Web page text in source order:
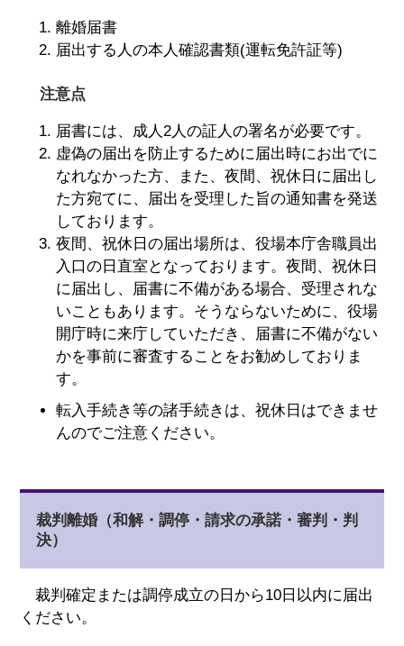
離婚届書
届出する人の本人確認書類(運転免許証等)
注意点
届書には、成人2人の証人の署名が必要です。
虚偽の届出を防止するために届出時にお出でに
なれなかった方、また、夜間、祝休日に届出し
た方宛てに、届出を受理した旨の通知書を発送
しております。
夜間、祝休日の届出場所は、役場本庁舎職員出
入口の日直室となっております。夜間、祝休日
に届出し、届書に不備がある場合、受理されな
いこともあります。そうならないために、役場
開庁時に来庁していただき、届書に不備がない
かを事前に審査することをお勧めしておりま
す。
転入手続き等の諸手続きは、祝休日はできませ
んのでご注意ください。
裁判離婚（和解・調停・請求の承諾・審判・判
決）
裁判確定または調停成立の日から10日以内に届出
ください。